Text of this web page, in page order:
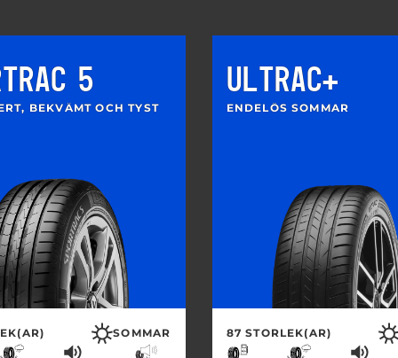
5
BEKVÄMT OCH TYST
SOMMAR
ULTRAC+
ENDELÖS SOMMAR
87 STORLEK(AR)